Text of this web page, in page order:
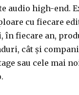
audio high-end.
cu fiecare
în fiecare an,
cât și
sau cele mai